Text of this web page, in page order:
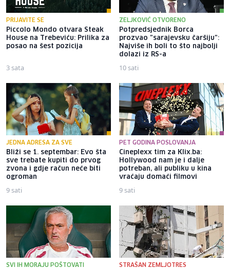
PRIJAVITE SE
Piccolo Mondo otvara Steak
House na Trebeviću: Prilika za
posao na šest pozicija
3 sata
ZELJKOVIĆ OTVORENO
Potpredsjednik Borca
prozvao "sarajevsku čaršiju":
Najviše ih boli to što najbolji
dolazi iz RS-a
10 sati
JEDNA ADRESA ZA SVE
Bliži se 1. septembar: Evo šta
sve trebate kupiti do prvog
zvona i gdje račun neće biti
ogroman
9 sati
PET GODINA POSLOVANJA
Cineplexx tim za Klix.ba:
Hollywood nam je i dalje
potreban, ali publiku u kina
vraćaju domaći filmovi
9 sati
SVI IH MORAJU POŠTOVATI STRAŠAN ZEMLJOTRES